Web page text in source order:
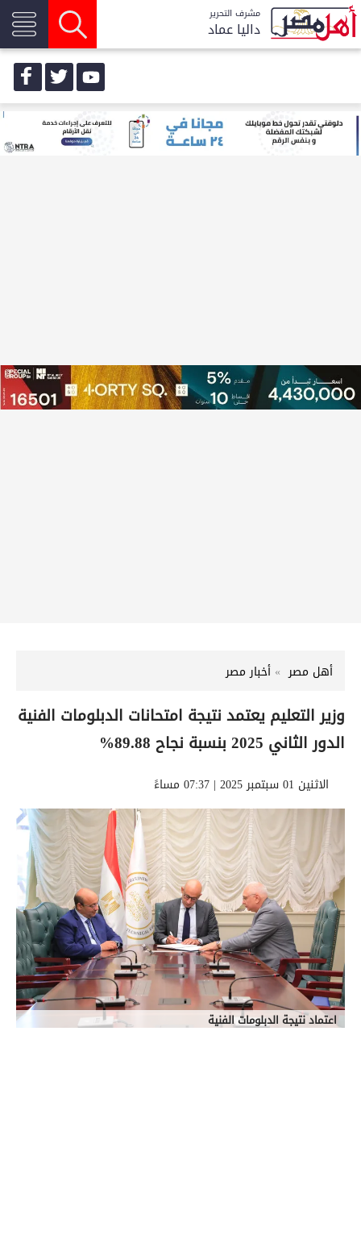
مشرف التحرير
داليا عماد
أهل مصر أخبار مصر
وزير التعليم يعتمد نتيجة امتحانات الدبلومات الفنية
الدور الثاني 2025 بنسبة نجاح 89.88%
الاثنين 01 سبتمبر 2025 | 07:37 مساءً
اعتماد نتيجة الدبلومات الفنية